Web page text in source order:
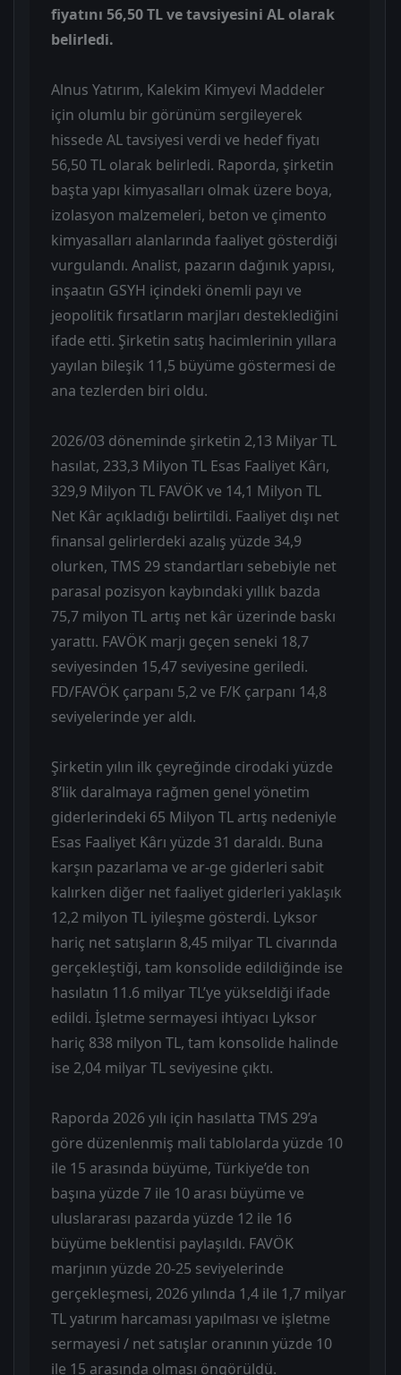
fiyatını 56,50 TL ve tavsiyesini AL olarak
belirledi.
Alnus Yatırım, Kalekim Kimyevi Maddeler
için olumlu bir görünüm sergileyerek
hissede AL tavsiyesi verdi ve hedef fiyatı
56,50 TL olarak belirledi. Raporda, şirketin
başta yapı kimyasalları olmak üzere boya,
izolasyon malzemeleri, beton ve çimento
kimyasalları alanlarında faaliyet gösterdiği
vurgulandı. Analist, pazarın dağınık yapısı,
inşaatın GSYH içindeki önemli payı ve
jeopolitik fırsatların marjları desteklediğini
ifade etti. Şirketin satış hacimlerinin yıllara
yayılan bileşik 11,5 büyüme göstermesi de
ana tezlerden biri oldu.
2026/03 döneminde şirketin 2,13 Milyar TL
hasılat, 233,3 Milyon TL Esas Faaliyet Kârı,
329,9 Milyon TL FAVÖK ve 14,1 Milyon TL
Net Kâr açıkladığı belirtildi. Faaliyet dışı net
finansal gelirlerdeki azalış yüzde 34,9
olurken, TMS 29 standartları sebebiyle net
parasal pozisyon kaybındaki yıllık bazda
75,7 milyon TL artış net kâr üzerinde baskı
yarattı. FAVÖK marjı geçen seneki 18,7
seviyesinden 15,47 seviyesine geriledi.
FD/FAVÖK çarpanı 5,2 ve F/K çarpanı 14,8
seviyelerinde yer aldı.
Şirketin yılın ilk çeyreğinde cirodaki yüzde
8’lik daralmaya rağmen genel yönetim
giderlerindeki 65 Milyon TL artış nedeniyle
Esas Faaliyet Kârı yüzde 31 daraldı. Buna
karşın pazarlama ve ar-ge giderleri sabit
kalırken diğer net faaliyet giderleri yaklaşık
12,2 milyon TL iyileşme gösterdi. Lyksor
hariç net satışların 8,45 milyar TL civarında
gerçekleştiği, tam konsolide edildiğinde ise
hasılatın 11.6 milyar TL’ye yükseldiği ifade
edildi. İşletme sermayesi ihtiyacı Lyksor
hariç 838 milyon TL, tam konsolide halinde
ise 2,04 milyar TL seviyesine çıktı.
Raporda 2026 yılı için hasılatta TMS 29’a
göre düzenlenmiş mali tablolarda yüzde 10
ile 15 arasında büyüme, Türkiye’de ton
başına yüzde 7 ile 10 arası büyüme ve
uluslararası pazarda yüzde 12 ile 16
büyüme beklentisi paylaşıldı. FAVÖK
marjının yüzde 20-25 seviyelerinde
gerçekleşmesi, 2026 yılında 1,4 ile 1,7 milyar
TL yatırım harcaması yapılması ve işletme
sermayesi / net satışlar oranının yüzde 10
ile 15 arasında olması öngörüldü.